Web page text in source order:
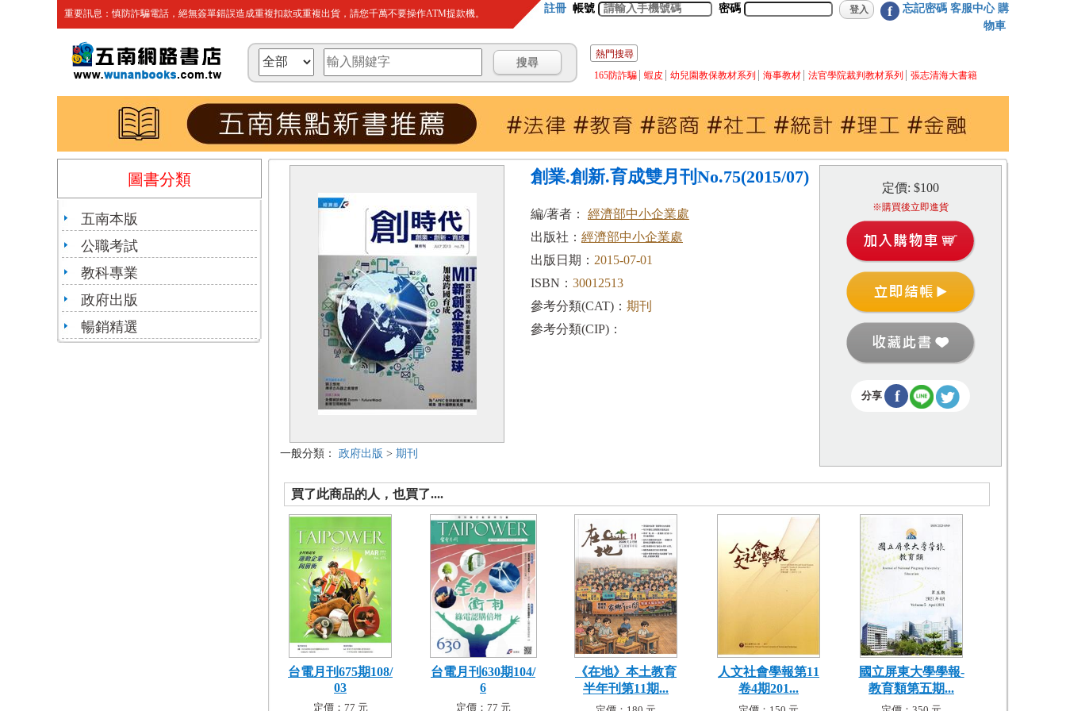
重要訊息：慎防詐騙電話，絕無簽單錯誤造成重複扣款或重複出貨，請您千萬不要操作ATM提款機。 註冊 帳號 密碼 f 忘記密碼 客服中心 購
物車
熱門搜尋
165防詐騙
蝦皮 幼兒園教保教材系列 海事教材 法官學院裁判教材系列 張志清海大書籍
圖書分類
五南本版
公職考試
教科專業
政府出版
暢銷精選
一般分類： 政府出版 > 期刊
創業.創新.育成雙月刊No.75(2015/07)
編/著者： 經濟部中小企業處
出版社： 經濟部中小企業處
出版日期： 2015-07-01
ISBN： 30012513
參考分類(CAT)： 期刊
參考分類(CIP)：
定價: $100
※購買後立即進貨
分享 f
買了此商品的人，也買了....
台電月刊675期108/
03
定價：77 元
台電月刊630期104/
6
定價：77 元
《在地》本土教育
半年刊第11期...
人文社會學報第11
卷4期201...
國立屏東大學學報-
教育類第五期...